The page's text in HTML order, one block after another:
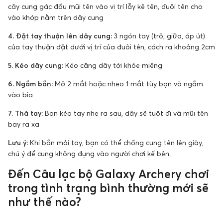
cây cung gác đầu mũi tên vào vị trí lẫy kê tên, đuôi tên cho
vào khớp nằm trên dây cung
4. Đặt tay thuận lên dây cung: 3 ngón tay (trỏ, giữa, áp út)
của tay thuận đặt dưới vị trí của đuôi tên, cách ra khoảng 2cm
5. Kéo dây cung: Kéo căng dây tới khóe miệng
6. Ngắm bắn: Mở 2 mắt hoặc nheo 1 mắt tùy bạn và ngắm
vào bia
7. Thả tay: Bạn kéo tay nhẹ ra sau, dây sẽ tuột đi và mũi tên
bay ra xa
Lưu ý: Khi bắn mỏi tay, bạn có thể chống cung tên lên giày,
chú ý để cung không đụng vào người chơi kế bên.
Đến Câu lạc bộ Galaxy Archery chơi
trong tình trạng bình thường mới sẽ
như thế nào?